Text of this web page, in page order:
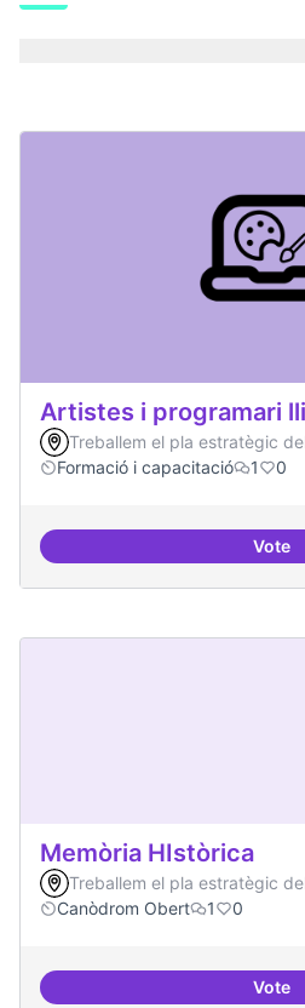
Artistes i programari
Treballem el pla estratègic
Formació i capacitació
1 0
Vote
Memòria HIstòrica
Treballem el pla estratègic
Canòdrom Obert
1 0
Vote